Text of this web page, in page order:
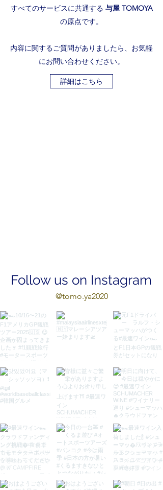
すべてのサービスに共通する 与屋 TOMOYA
の原点です。
内容に関するご質問がありましたら、お気軽
にお問い合わせください。
詳細はこちら
Follow us on Instagram
@tomo.ya2020